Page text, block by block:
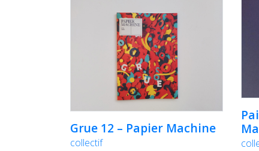
Grue 12 – Papier Machine
collectif